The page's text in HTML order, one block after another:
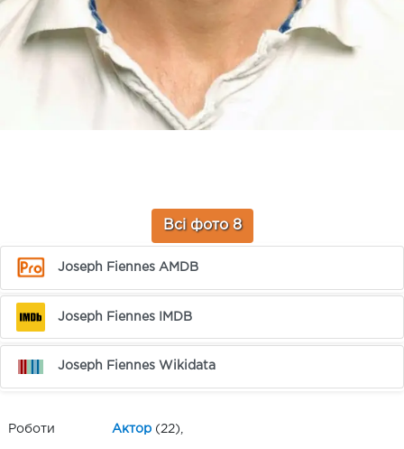
Всі фото 8
Joseph Fiennes AMDB
Joseph Fiennes IMDB
Joseph Fiennes Wikidata
Роботи Актор (22),